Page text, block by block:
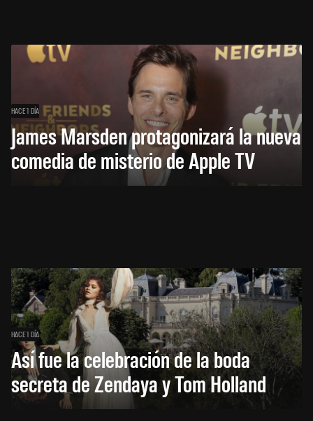
HACE 1 DÍA
James Marsden protagonizará la nueva
comedia de misterio de Apple TV
HACE 1 DÍA
Así fue la celebración de la boda
secreta de Zendaya y Tom Holland